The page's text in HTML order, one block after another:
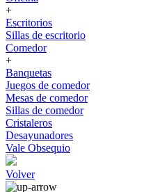
+
Escritorios
Sillas de escritorio
Comedor
+
Banquetas
Juegos de comedor
Mesas de comedor
Sillas de comedor
Cristaleros
Desayunadores
Vale Obsequio
Volver